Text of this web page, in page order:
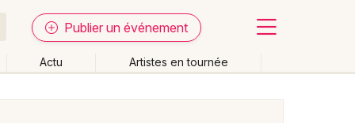
Publier un événement
Actu Artistes en tournée